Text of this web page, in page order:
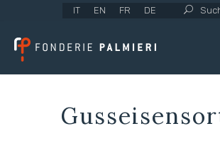
IT EN FR DE